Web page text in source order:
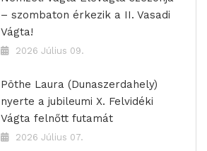
– szombaton érkezik a II. Vasadi
Vágta!
2026 Július 09.
Pöthe Laura (Dunaszerdahely)
nyerte a jubileumi X. Felvidéki
Vágta felnőtt futamát
2026 Július 07.